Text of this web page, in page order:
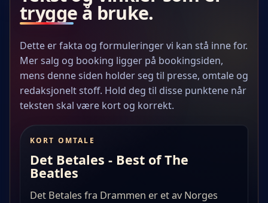
trygge å bruke.
Dette er fakta og formuleringer vi kan stå inne for.
Mer salg og booking ligger på bookingsiden,
mens denne siden holder seg til presse, omtale og
redaksjonelt stoff. Hold deg til disse punktene når
teksten skal være kort og korrekt.
KORT OMTALE
Det Betales - Best of The
Beatles
Det Betales fra Drammen er et av Norges